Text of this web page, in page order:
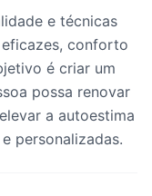
e técnicas
conforto
é criar um
possa renovar
a autoestima
personalizadas.